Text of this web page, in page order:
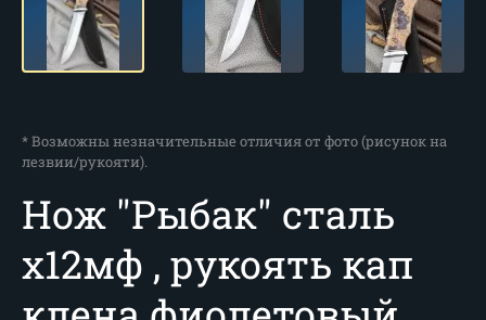
* Возможны незначительные отличия от фото (рисунок на
лезвии/рукояти).
Нож "Рыбак" сталь
х12мф , рукоять кап